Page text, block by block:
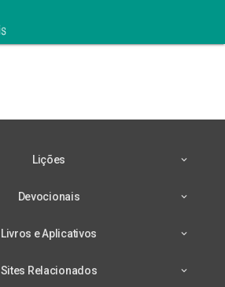
Lições
Devocionais
Livros e Aplicativos
Sites Relacionados